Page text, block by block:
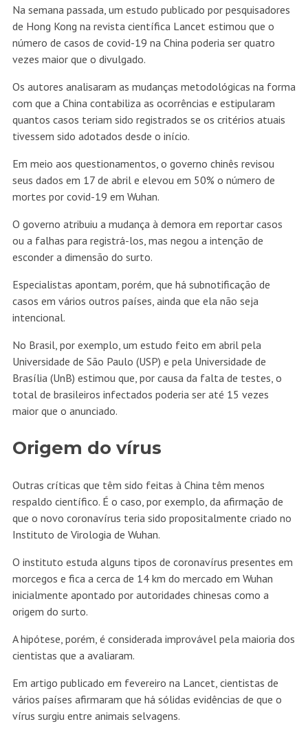
Na semana passada, um estudo publicado por pesquisadores
de Hong Kong na revista científica Lancet estimou que o
número de casos de covid-19 na China poderia ser quatro
vezes maior que o divulgado.
Os autores analisaram as mudanças metodológicas na forma
com que a China contabiliza as ocorrências e estipularam
quantos casos teriam sido registrados se os critérios atuais
tivessem sido adotados desde o início.
Em meio aos questionamentos, o governo chinês revisou
seus dados em 17 de abril e elevou em 50% o número de
mortes por covid-19 em Wuhan.
O governo atribuiu a mudança à demora em reportar casos
ou a falhas para registrá-los, mas negou a intenção de
esconder a dimensão do surto.
Especialistas apontam, porém, que há subnotificação de
casos em vários outros países, ainda que ela não seja
intencional.
No Brasil, por exemplo, um estudo feito em abril pela
Universidade de São Paulo (USP) e pela Universidade de
Brasília (UnB) estimou que, por causa da falta de testes, o
total de brasileiros infectados poderia ser até 15 vezes
maior que o anunciado.
Origem do vírus
Outras críticas que têm sido feitas à China têm menos
respaldo científico. É o caso, por exemplo, da afirmação de
que o novo coronavírus teria sido propositalmente criado no
Instituto de Virologia de Wuhan.
O instituto estuda alguns tipos de coronavírus presentes em
morcegos e fica a cerca de 14 km do mercado em Wuhan
inicialmente apontado por autoridades chinesas como a
origem do surto.
A hipótese, porém, é considerada improvável pela maioria dos
cientistas que a avaliaram.
Em artigo publicado em fevereiro na Lancet, cientistas de
vários países afirmaram que há sólidas evidências de que o
vírus surgiu entre animais selvagens.